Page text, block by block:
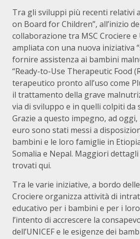
Tra gli sviluppi più recenti relativi
on Board for Children”, all’inizio
collaborazione tra MSC Crociere e
ampliata con una nuova iniziativa
fornire assistenza ai bambini
“Ready-to-Use Therapeutic Food
terapeutico pronto all’uso come
il trattamento della grave
via di sviluppo e in quelli colpiti da
Grazie a questo impegno, ad
euro sono stati messi a
bambini e le loro famiglie in
Somalia e Nepal. Maggiori
trovati qui.
Tra le varie iniziative, a bordo
Crociere organizza attività di
educativo per i bambini e per i
l’intento di accrescere la
dell’UNICEF e le esigenze dei